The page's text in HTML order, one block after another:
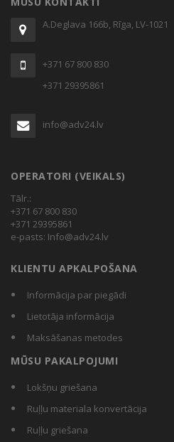
A.Deglava 166b, Rīga, LV-1021
+371 67 800 830
+371 29395861
info@adv24.lv
OPERATORI (VEIKALS)
Tālr.:
+371 67 800 830
+371 29395861
e-pasts: Info@adv24.lv
KLIENTU APKALPOŠANA
Informācija par piegādi
Lietotāja informācija
Maksāšanas metodes
MŪSU PAKALPOJUMI
Lokšņu griešana
Ruļļu materiala konvertācija
Ruļļu griešana